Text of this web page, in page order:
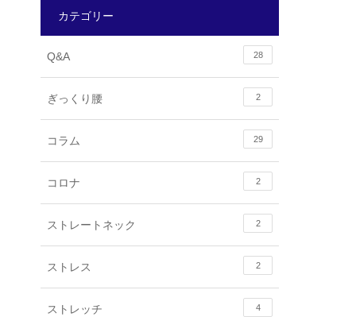
カテゴリー
Q&A 28
ぎっくり腰 2
コラム 29
コロナ 2
ストレートネック 2
ストレス 2
ストレッチ 4